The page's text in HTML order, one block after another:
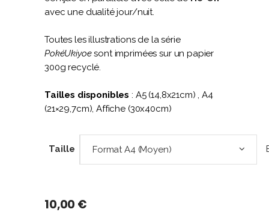
avec une dualité jour/nuit.
Toutes les illustrations de la série
PokéUkiyoesont imprimées sur un papier
300g recyclé.
Tailles disponibles : A5 (14,8x21cm) , A4
(21×29,7cm), Affiche (30x40cm)
Taille Format A4 (Moyen)
10,00 €